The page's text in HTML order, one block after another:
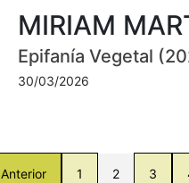
MIRIAM
Epifanía Vegetal
30/03/2026
Anterior 1 2 3